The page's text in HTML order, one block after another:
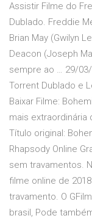
Assistir Filme do
Dublado. Freddie
Brian May (Gwilyn
Deacon (Joseph
sempre ao … 29/03/
Torrent Dublado e
Baixar Filme:
mais extraordinária
Título original:
Rhapsody Online
sem travamentos.
filme online de
travamento. O
brasil, Pode